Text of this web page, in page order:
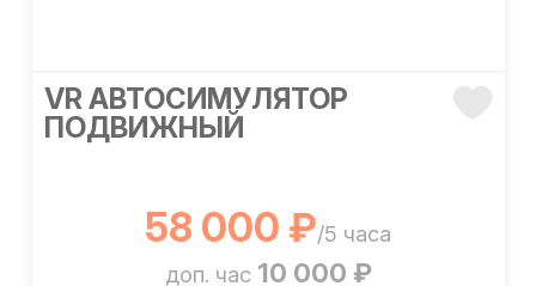
VR АВТОСИМУЛЯТОР
ПОДВИЖНЫЙ
58 000 ₽/5 часа
доп. час 10 000 ₽